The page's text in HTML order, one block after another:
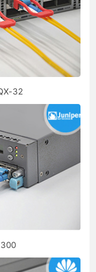
32